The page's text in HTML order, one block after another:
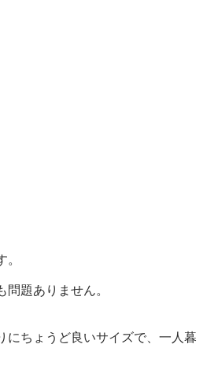
題ありません。
にちょうど良いサイズで、一人暮